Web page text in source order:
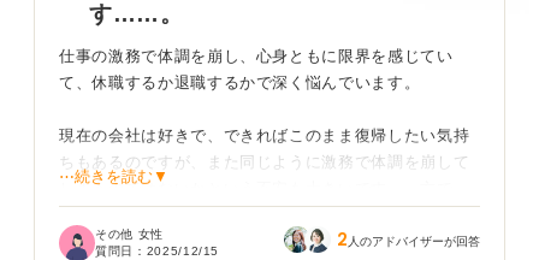
す……。
仕事の激務で体調を崩し、心身ともに限界を感じてい
て、休職するか退職するかで深く悩んでいます。
現在の会社は好きで、できればこのまま復帰したい気持
ちもあるのですが、また同じように激務で体調を崩して
しまうのではないかという不安も大きいです。一方で、
仕事が見つかるのかという焦りもあります。
⋯続きを読む▼
その他 女性
質問日： 2025/12/15 2 人のアドバイザーが回答